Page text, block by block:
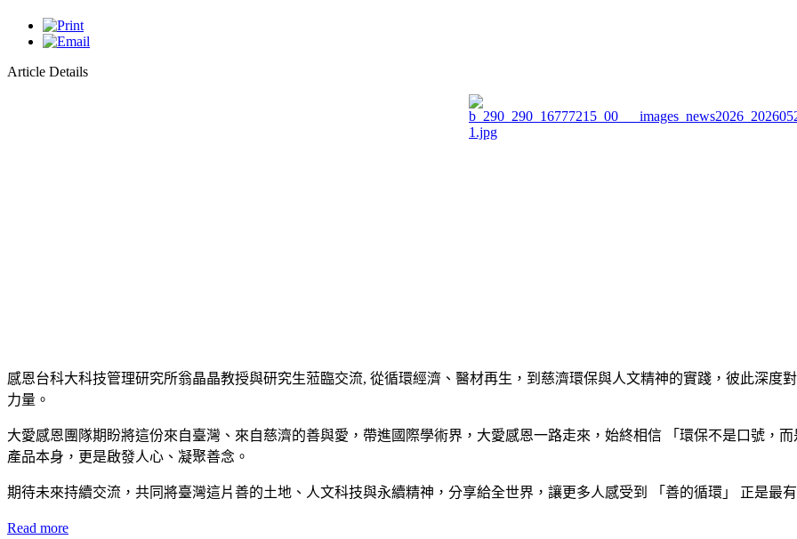
Article Details
感恩台科大科技管理研究所翁晶晶教授與研究生蒞臨交流, 從循環經濟、醫材再生，到慈濟環保與人文精神的實踐，彼此深度
力量。
大愛感恩團隊期盼將這份來自臺灣、來自慈濟的善與愛，帶進國際學術界，大愛感恩一路走來，始終相信 「環保不是口號，
產品本身，更是啟發人心、凝聚善念。
期待未來持續交流，共同將臺灣這片善的土地、人文科技與永續精神，分享給全世界，讓更多人感受到 「善的循環」 正是最
Read more